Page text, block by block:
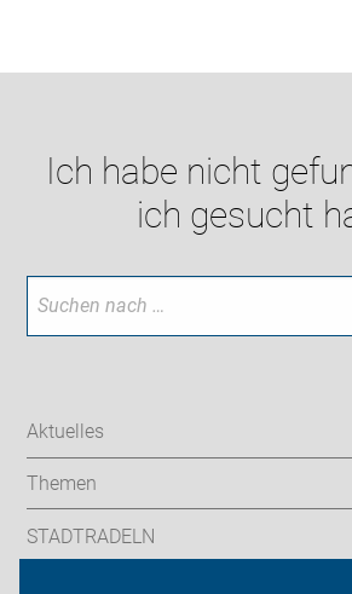
Ich habe nicht
ich gesucht
Aktuelles
Themen
STADTRADELN